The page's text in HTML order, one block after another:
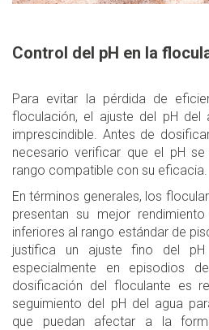
Control del pH en la
Para evitar la pérdida de
floculación, el ajuste del pH del
imprescindible. Antes de
necesario verificar que el pH
rango compatible con su eficacia.
En términos generales, los
presentan su mejor
inferiores al rango estándar de
justifica un ajuste fino del pH
especialmente en episodios
dosificación del floculante es
seguimiento del pH del agua
que puedan afectar a la